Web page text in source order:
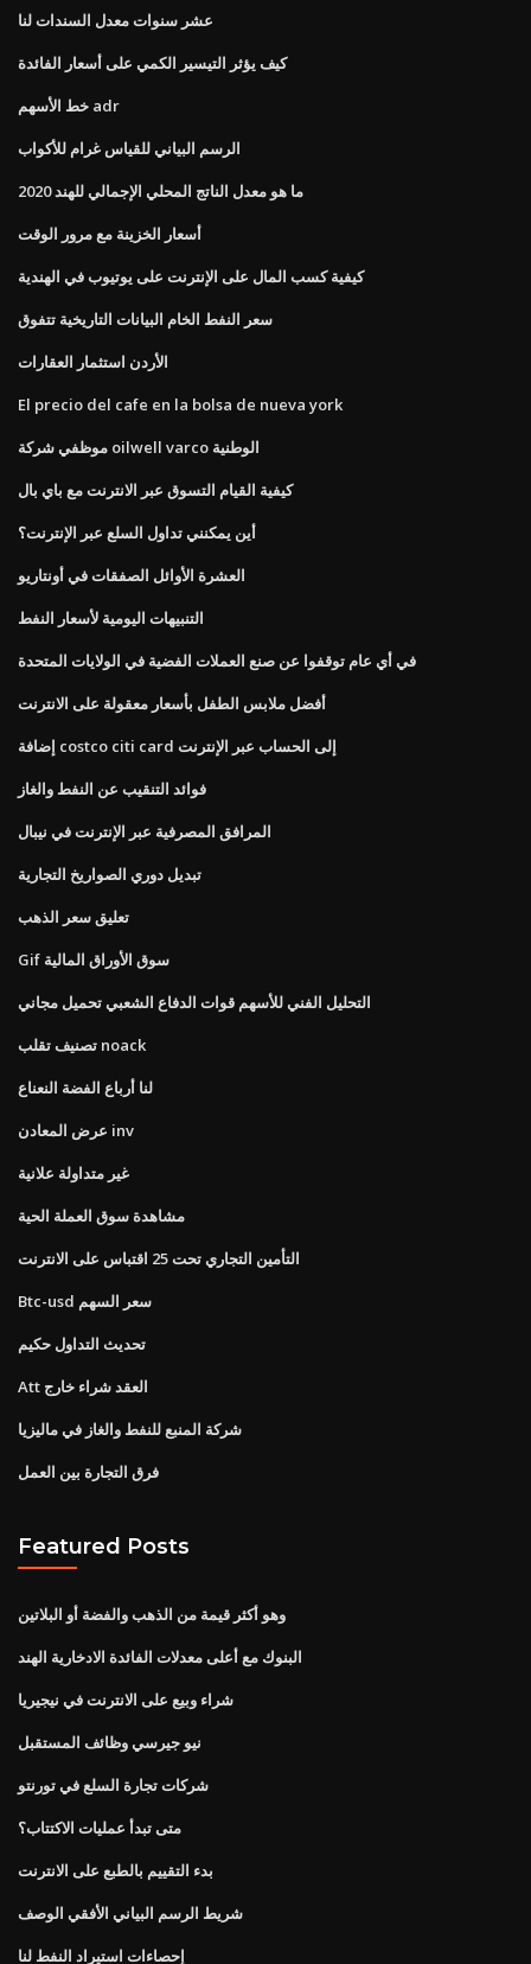
عشر سنوات معدل السندات لنا
كيف يؤثر التيسير الكمي على أسعار الفائدة
خط الأسهم adr
الرسم البياني للقياس غرام للأكواب
ما هو معدل الناتج المحلي الإجمالي للهند 2020
أسعار الخزينة مع مرور الوقت
كيفية كسب المال على الإنترنت على يوتيوب في الهندية
سعر النفط الخام البيانات التاريخية تتفوق
الأردن استثمار العقارات
El precio del cafe en la bolsa de nueva york
موظفي شركة oilwell varco الوطنية
كيفية القيام التسوق عبر الانترنت مع باي بال
أين يمكنني تداول السلع عبر الإنترنت؟
العشرة الأوائل الصفقات في أونتاريو
التنبيهات اليومية لأسعار النفط
في أي عام توقفوا عن صنع العملات الفضية في الولايات المتحدة
أفضل ملابس الطفل بأسعار معقولة على الانترنت
إضافة costco citi card إلى الحساب عبر الإنترنت
فوائد التنقيب عن النفط والغاز
المرافق المصرفية عبر الإنترنت في نيبال
تبديل دوري الصواريخ التجارية
تعليق سعر الذهب
Gif سوق الأوراق المالية
التحليل الفني للأسهم قوات الدفاع الشعبي تحميل مجاني
تصنيف تقلب noack
لنا أرباع الفضة النعناع
عرض المعادن inv
غير متداولة علانية
مشاهدة سوق العملة الحية
التأمين التجاري تحت 25 اقتباس على الانترنت
Btc-usd سعر السهم
تحديث التداول حكيم
Att العقد شراء خارج
شركة المنبع للنفط والغاز في ماليزيا
فرق التجارة بين العمل
Featured Posts
وهو أكثر قيمة من الذهب والفضة أو البلاتين
البنوك مع أعلى معدلات الفائدة الادخارية الهند
شراء وبيع على الانترنت في نيجيريا
نيو جيرسي وظائف المستقبل
شركات تجارة السلع في تورنتو
متى تبدأ عمليات الاكتتاب؟
بدء التقييم بالطبع على الانترنت
شريط الرسم البياني الأفقي الوصف
إحصاءات استيراد النفط لنا